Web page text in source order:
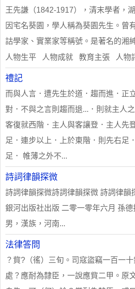
王先謙（1842-1917），清末學者，
因宅名葵園，學人稱為葵園先生。曾
詁學家、實業家等稱號。是著名的湘
人物生平 人物成就 教育主張 人物
禮記
而與人言．遭先生於道．趨而進．正
對．不與之言則趨而退...．則就主人
客復就西階．主人與客讓登．主人先
足．連步以上．上於東階．則先右足
足． 帷薄之外不...
詩詞律韻探微
詩詞律韻探微詩詞律韻探微 詩詞律韻
銀河出版社出版 二零一零年六月 孫德
男，漢族，河南...
法律答問
？貲?（徭）三旬。司寇盜竊一百一
處？應耐為隸臣，一說應貲二甲。原